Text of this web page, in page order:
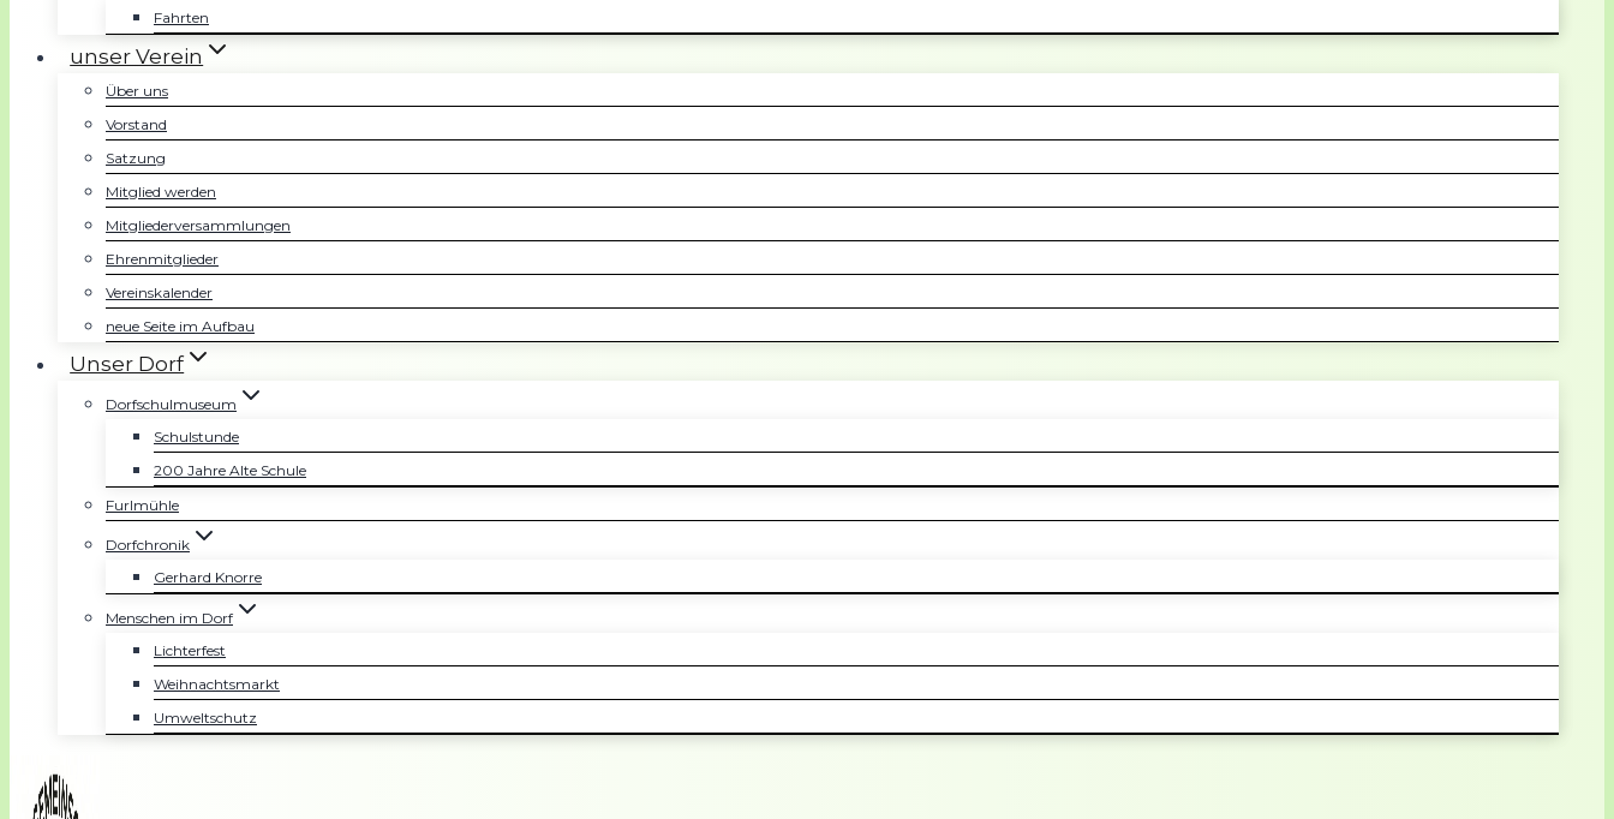
Fahrten
unser Verein
Über uns
Vorstand
Satzung
Mitglied werden
Mitgliederversammlungen
Ehrenmitglieder
Vereinskalender
neue Seite im Aufbau
Unser Dorf
Dorfschulmuseum
Schulstunde
200 Jahre Alte Schule
Furlmühle
Dorfchronik
Gerhard Knorre
Menschen im Dorf
Lichterfest
Weihnachtsmarkt
Umweltschutz